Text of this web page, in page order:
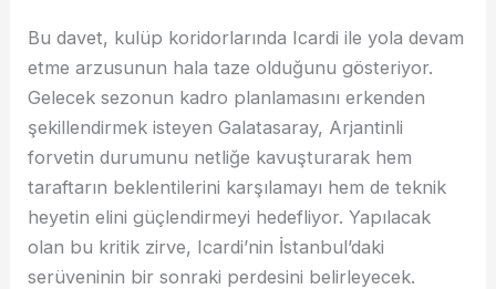
Bu davet, kulüp koridorlarında Icardi ile yola devam
etme arzusunun hala taze olduğunu gösteriyor.
Gelecek sezonun kadro planlamasını erkenden
şekillendirmek isteyen Galatasaray, Arjantinli
forvetin durumunu netliğe kavuşturarak hem
taraftarın beklentilerini karşılamayı hem de teknik
heyetin elini güçlendirmeyi hedefliyor. Yapılacak
olan bu kritik zirve, Icardi’nin İstanbul’daki
serüveninin bir sonraki perdesini belirleyecek.